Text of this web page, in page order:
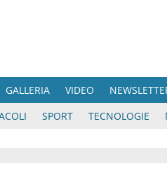
GALLERIA VIDEO
SPORT TECNOLOGIE